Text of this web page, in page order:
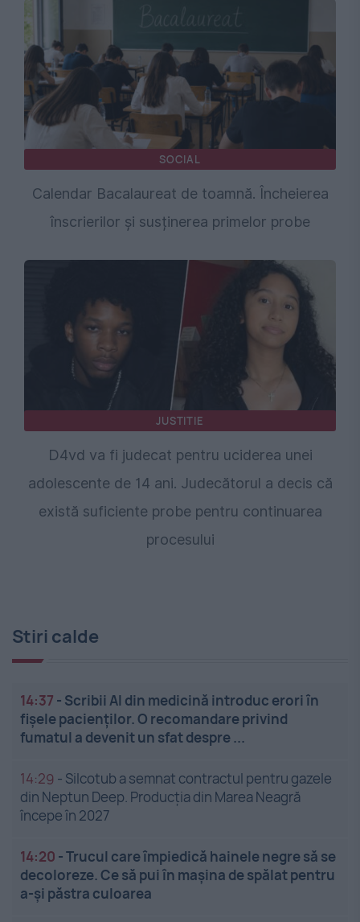
SOCIAL
Calendar Bacalaureat de toamnă. Încheierea
înscrierilor și susținerea primelor probe
JUSTITIE
D4vd va fi judecat pentru uciderea unei
adolescente de 14 ani. Judecătorul a decis că
există suficiente probe pentru continuarea
procesului
Stiri calde
14:37 - Scribii AI din medicină introduc erori în
fișele pacienților. O recomandare privind
fumatul a devenit un sfat despre ...
14:29 - Silcotub a semnat contractul pentru gazele
din Neptun Deep. Producția din Marea Neagră
începe în 2027
14:20 -Trucul care împiedică hainele negre să se
decoloreze. Ce să pui în mașina de spălat pentru
a-și păstra culoarea